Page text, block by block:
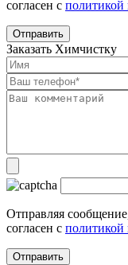
согласен с политикой
Заказать Химчистку
Отправляя
согласен с политикой